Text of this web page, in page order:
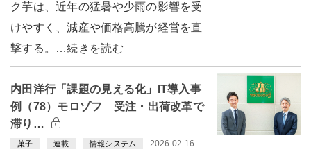
ク芋は、近年の猛暑や少雨の影響を受
けやすく、減産や価格高騰が経営を直
撃する。…続きを読む
内田洋行「課題の見える化」IT導入事
例（78）モロゾフ 受注・出荷改革で
滞り…
菓子 連載 情報システム 2026.02.16